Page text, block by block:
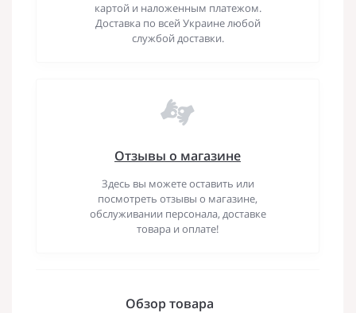
картой и наложенным платежом.
Доставка по всей Украине любой
службой доставки.
Отзывы о магазине
Здесь вы можете оставить или
посмотреть отзывы о магазине,
обслуживании персонала, доставке
товара и оплате!
Обзор товара